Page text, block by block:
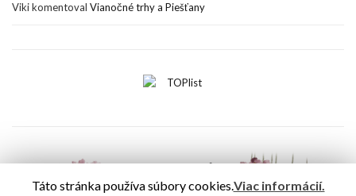
Vikikomentoval Vianočné trhy a Piešťany
Táto stránka používa súbory cookies.Viac informácií.